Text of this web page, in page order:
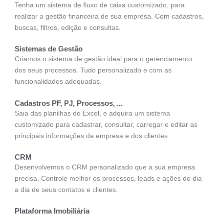
Tenha um sistema de fluxo de caixa customizado, para
realizar a gestão financeira de sua empresa. Com cadastros,
buscas, filtros, edição e consultas.
Sistemas de Gestão
Criamos o sistema de gestão ideal para o gerenciamento
dos seus processos. Tudo personalizado e com as
funcionalidades adequadas.
Cadastros PF, PJ, Processos, ...
Saia das planilhas do Excel, e adquira um sistema
customizado para cadastrar, consultar, carregar e editar as
principais informações da empresa e dos clientes.
CRM
Desenvolvemos o CRM personalizado que a sua empresa
precisa. Controle melhor os processos, leads e ações do dia
a dia de seus contatos e clientes.
Plataforma Imobiliária